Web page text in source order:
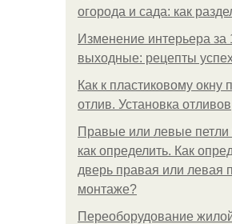
огорода и сада: как
Изменение интерьера за
выходные: рецепты
Как к пластиковому окну
отлив. Установка отливов
Правые или левые петли
как определить. Как
дверь правая или левая
монтаже?
Переоборудование